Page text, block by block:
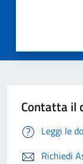
Contatta il
Leggi le
Richiedi